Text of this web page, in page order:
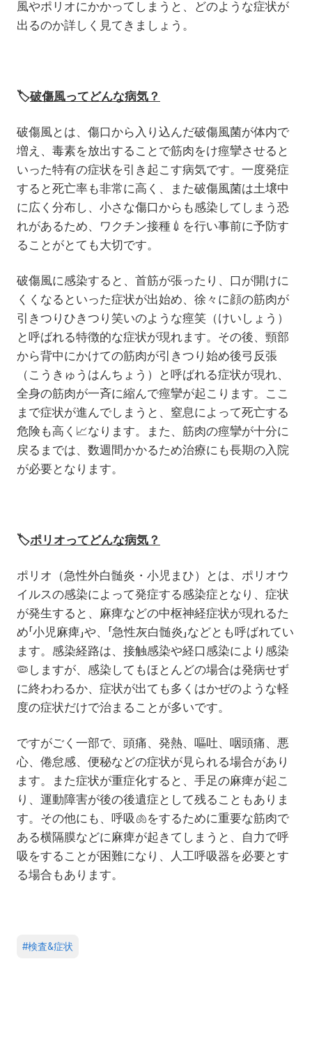
風やポリオにかかってしまうと、どのような症状が
出るのか詳しく見てきましょう。
🏷️破傷風ってどんな病気？
破傷風とは、傷口から入り込んだ破傷風菌が体内で
増え、毒素を放出することで筋肉をけ痙攣させると
いった特有の症状を引き起こす病気です。一度発症
すると死亡率も非常に高く、また破傷風菌は土壌中
に広く分布し、小さな傷口からも感染してしまう恐
れがあるため、ワクチン接種 💉 を行い事前に予防す
ることがとても大切です。
破傷風に感染すると、首筋が張ったり、口が開けに
くくなるといった症状が出始め、徐々に顔の筋肉が
引きつりひきつり笑いのような痙笑（けいしょう）
と呼ばれる特徴的な症状が現れます。その後、頸部
から背中にかけての筋肉が引きつり始め後弓反張
（こうきゅうはんちょう）と呼ばれる症状が現れ、
全身の筋肉が一斉に縮んで痙攣が起こります。ここ
まで症状が進んでしまうと、窒息によって死亡する
危険も高く 📈なります。また、筋肉の痙攣が十分に
戻るまでは、数週間かかるため治療にも長期の入院
が必要となります。
🏷️ポリオってどんな病気？
ポリオ（急性外白髄炎・小児まひ）とは、ポリオウ
イルスの感染によって発症する感染症となり、症状
が発生すると、麻痺などの中枢神経症状が現れるた
め「小児麻痺」や、「急性灰白髄炎」などとも呼ばれてい
ます。感染経路は、接触感染や経口感染により感染
🦠 しますが、感染してもほとんどの場合は発病せず
に終わわるか、症状が出ても多くはかぜのような軽
度の症状だけで治まることが多いです。
ですがごく一部で、頭痛、発熱、嘔吐、咽頭痛、悪
心、倦怠感、便秘などの症状が見られる場合があり
ます。また症状が重症化すると、手足の麻痺が起こ
り、運動障害が後の後遺症として残ることもありま
す。その他にも、呼吸 🫁をするために重要な筋肉で
ある横隔膜などに麻痺が起きてしまうと、自力で呼
吸をすることが困難になり、人工呼吸器を必要とす
る場合もあります。
#検査&症状